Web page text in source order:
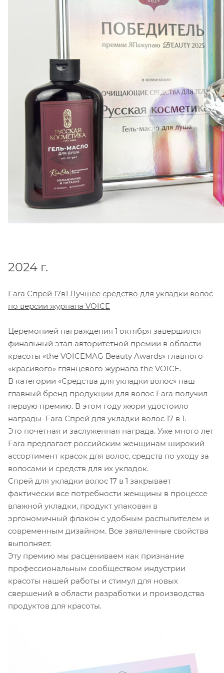
2024 г.
Fara Спрей 17в1 Лучшее средство для укладки волос
по версии журнала VOICE
Церемонией награждения 1 октября завершился
финальный этап авторитетной премии в области
красоты «the VOICEMAG Beauty Awards» главного
«красивого» глянцевого журнала the VOICE.
В категории «Средства для укладки волос» наш
главный бренд продукции для волос Fara получил
первую премию. В этом году жюри удостоило
награды Fara Спрей для укладки волос 17 в 1.
Это почетная и заслуженная награда. Уже много лет
Fara предлагает российским женщинам широкий
ассортимент красок для волос, средств по уходу за
волосами и средств для их укладок.
Спрей для укладки волос 17 в 1 закрывает
фактически все потребности женщины в процессе
влажной укладки, продукт упакован в
эргономичный флакон с удобным распылителем и
современным дизайном. Все заявленные свойства
выполняет.
Эту премию мы расцениваем как признание
профессиональным сообществом индустрии
красоты нашей работы и стимул для новых
свершений в области разработки и производства
продуктов для красоты.